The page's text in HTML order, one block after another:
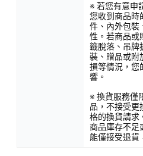
※ 若您有意申
您收到商品時
件、內外包裝
性。若商品或
籤脫落、吊牌
裝、贈品或附
損等情況，您
響。
※ 換貨服務僅
品，不接受更
格的換貨請求
商品庫存不足
能僅接受退貨